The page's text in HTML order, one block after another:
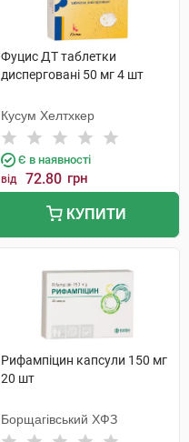
Фуцис ДТ таблетки
дисперговані 50 мг 4 шт
Кусум Хелтхкер
Є в наявності
від 72.80 грн
КУПИТИ
Рифампіцин капсули 150 мг
20 шт
Борщагівський ХФЗ